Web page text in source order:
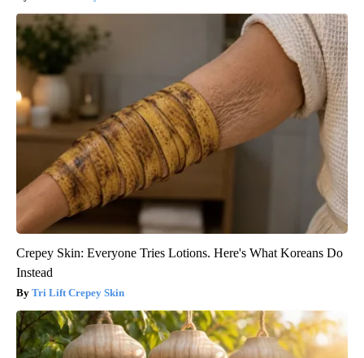
Crepey Skin: Everyone Tries Lotions. Here's What Koreans Do
Instead
Tri Lift Crepey Skin